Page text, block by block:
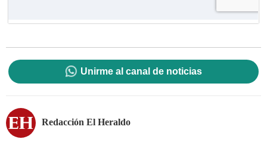
Unirme al canal de noticias
Redacción El Heraldo